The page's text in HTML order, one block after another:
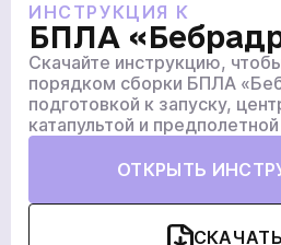
ИНСТРУКЦИЯ К
БПЛА
Скачайте инструкцию,
порядком сборки БПЛА
подготовкой к запуску,
катапультой и
ОТКРЫТЬ
СКАЧАТЬ